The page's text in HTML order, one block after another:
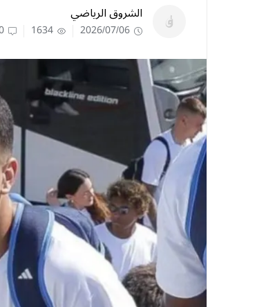
الشروق الرياضي
2026/07/06
1634